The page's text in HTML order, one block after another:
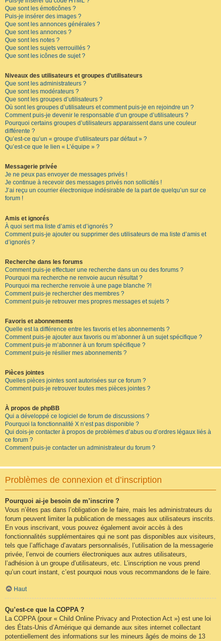
Que sont les émoticônes ?
Puis-je insérer des images ?
Que sont les annonces générales ?
Que sont les annonces ?
Que sont les notes ?
Que sont les sujets verrouillés ?
Que sont les icônes de sujet ?
Niveaux des utilisateurs et groupes d’utilisateurs
Que sont les administrateurs ?
Que sont les modérateurs ?
Que sont les groupes d’utilisateurs ?
Où sont les groupes d’utilisateurs et comment puis-je en rejoindre un ?
Comment puis-je devenir le responsable d’un groupe d’utilisateurs ?
Pourquoi certains groupes d’utilisateurs apparaissent dans une couleur
différente ?
Qu’est-ce qu’un « groupe d’utilisateurs par défaut » ?
Qu’est-ce que le lien « L’équipe » ?
Messagerie privée
Je ne peux pas envoyer de messages privés !
Je continue à recevoir des messages privés non sollicités !
J’ai reçu un courrier électronique indésirable de la part de quelqu’un sur ce
forum !
Amis et ignorés
À quoi sert ma liste d’amis et d’ignorés ?
Comment puis-je ajouter ou supprimer des utilisateurs de ma liste d’amis et
d’ignorés ?
Recherche dans les forums
Comment puis-je effectuer une recherche dans un ou des forums ?
Pourquoi ma recherche ne renvoie aucun résultat ?
Pourquoi ma recherche renvoie à une page blanche ?!
Comment puis-je rechercher des membres ?
Comment puis-je retrouver mes propres messages et sujets ?
Favoris et abonnements
Quelle est la différence entre les favoris et les abonnements ?
Comment puis-je ajouter aux favoris ou m’abonner à un sujet spécifique ?
Comment puis-je m’abonner à un forum spécifique ?
Comment puis-je résilier mes abonnements ?
Pièces jointes
Quelles pièces jointes sont autorisées sur ce forum ?
Comment puis-je retrouver toutes mes pièces jointes ?
À propos de phpBB
Qui a développé ce logiciel de forum de discussions ?
Pourquoi la fonctionnalité X n’est pas disponible ?
Qui dois-je contacter à propos de problèmes d’abus ou d’ordres légaux liés à
ce forum ?
Comment puis-je contacter un administrateur du forum ?
Problèmes de connexion et d’inscription
Pourquoi ai-je besoin de m’inscrire ?
Vous n’êtes pas dans l’obligation de le faire, mais les administrateurs du
forum peuvent limiter la publication de messages aux utilisateurs inscrits.
En vous inscrivant, vous pouvez également avoir accès à des
fonctionnalités supplémentaires qui ne sont pas disponibles aux visiteurs,
tels que l’affichage d’avatars personnalisés, l’utilisation de la messagerie
privée, l’envoi de courriers électroniques aux autres utilisateurs,
l’adhésion à un groupe d’utilisateurs, etc. L’inscription ne vous prend
qu’un court instant, c’est pourquoi nous vous recommandons de le faire.
Haut
Qu’est-ce que la COPPA ?
La COPPA (pour « Child Online Privacy and Protection Act ») est une loi
des États-Unis d’Amérique qui demande aux sites internet collectant
potentiellement des informations sur les mineurs âgés de moins de 13